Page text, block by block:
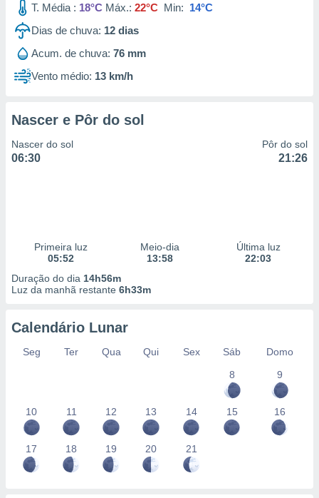
utilizar
criar
medir
da
de dados
e melhorar
dados
T. Média : 18°C Máx.: 22°C Min: 14°C
Dias de chuva: 12 dias
Acum. de chuva: 76 mm
Vento médio: 13 km/h
Nascer e Pôr do sol
Nascer do sol
06:30
Pôr do sol
21:26
Primeira luz
05:52
Meio-dia
13:58
Última luz
22:03
Duração do dia 14h56m
Luz da manhã restante 6h33m
Calendário Lunar
Seg Ter Qua Qui Sex Sáb
Domo
8
9
10 11 12 13 14 15 16
17 18 19 20 21